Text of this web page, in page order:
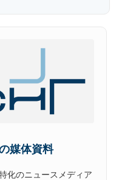
媒体資料
化のニュースメディア